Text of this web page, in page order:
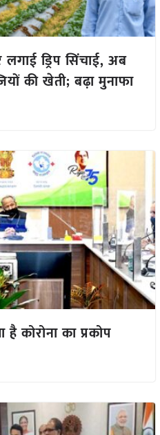
ड्रिप सिंचाई, अब
की खेती; बढ़ा मुनाफा
कोरोना का प्रकोप